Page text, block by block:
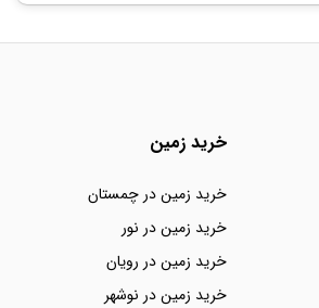
خرید زمین
خرید زمین در چمستان
خرید زمین در نور
خرید زمین در رویان
خرید زمین در نوشهر